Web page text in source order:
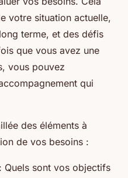
votre situation actuelle,
terme, et des défis
que vous avez une
vous pouvez
qui
des éléments à
de vos besoins :
: Quels sont vos objectifs